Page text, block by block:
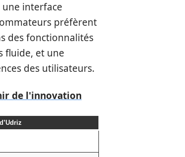
une interface
préfèrent
des fonctionnalités
fluide, et une
des utilisateurs.
de l'innovation